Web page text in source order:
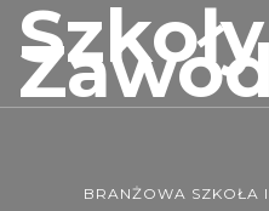
Szkoły
BRANŻOWA SZKOŁA